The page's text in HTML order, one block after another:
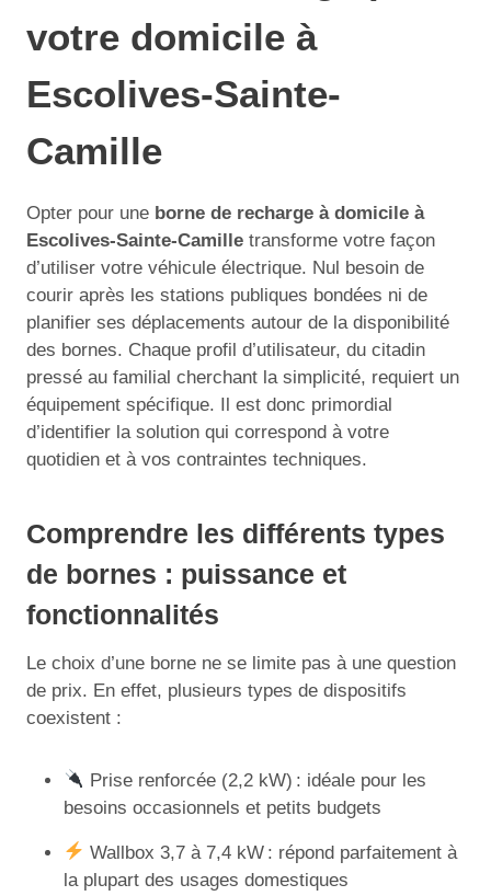
votre domicile à
Escolives-Sainte-
Camille
Opter pour une borne de recharge à domicile à
Escolives-Sainte-Camille transforme votre façon
d’utiliser votre véhicule électrique. Nul besoin de
courir après les stations publiques bondées ni de
planifier ses déplacements autour de la disponibilité
des bornes. Chaque profil d’utilisateur, du citadin
pressé au familial cherchant la simplicité, requiert un
équipement spécifique. Il est donc primordial
d’identifier la solution qui correspond à votre
quotidien et à vos contraintes techniques.
Comprendre les différents types
de bornes : puissance et
fonctionnalités
Le choix d’une borne ne se limite pas à une question
de prix. En effet, plusieurs types de dispositifs
coexistent :
Prise renforcée (2,2 kW) : idéale pour les
besoins occasionnels et petits budgets
Wallbox 3,7 à 7,4 kW : répond parfaitement à
la plupart des usages domestiques